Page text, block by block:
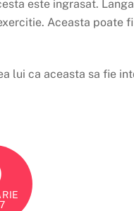
este ingrasat.
Aceasta poate
lui ca aceasta sa fie